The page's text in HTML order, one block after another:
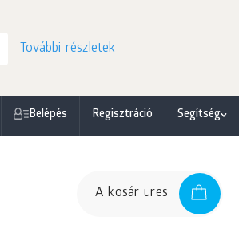
További részletek
Belépés Regisztráció Segítség
A kosár üres